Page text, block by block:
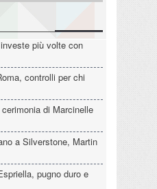
più volte con
controlli per chi
di Marcinelle
a Silverstone, Martin
pugno duro e